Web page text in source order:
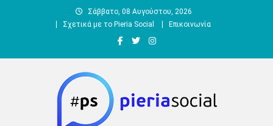
Σάββατο, 08 Αυγούστου, 2026
Σχετικά με το Pieria Social
Επικοινωνία